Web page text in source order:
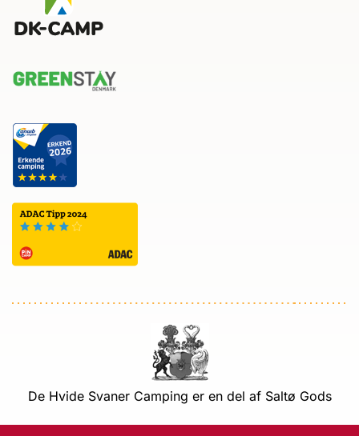
De Hvide Svaner Camping er en del af Saltø Gods